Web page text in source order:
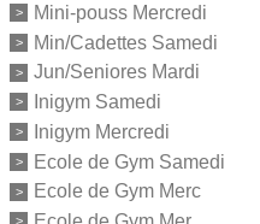
Mini-pouss Mercredi
Min/Cadettes Samedi
Jun/Seniores Mardi
Inigym Samedi
Inigym Mercredi
Ecole de Gym Samedi
Ecole de Gym Merc